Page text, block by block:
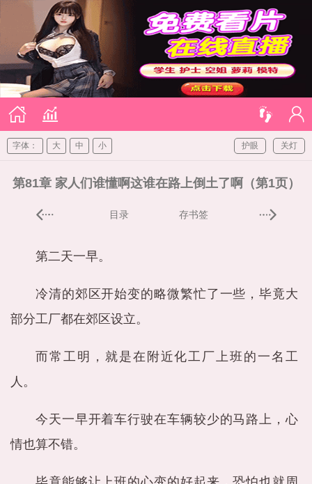
关灯
护眼
字体： 大 中 小
第81章 家人们谁懂啊这谁在路上倒土了啊（第1页）
目录 存书签
第二天一早。
冷清的郊区开始变的略微繁忙了一些，毕竟大
部分工厂都在郊区设立。
而常工明，就是在附近化工厂上班的一名工
人。
今天一早开着车行驶在车辆较少的马路上，心
情也算不错。